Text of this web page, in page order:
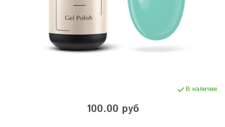
В наличии
100.00 руб